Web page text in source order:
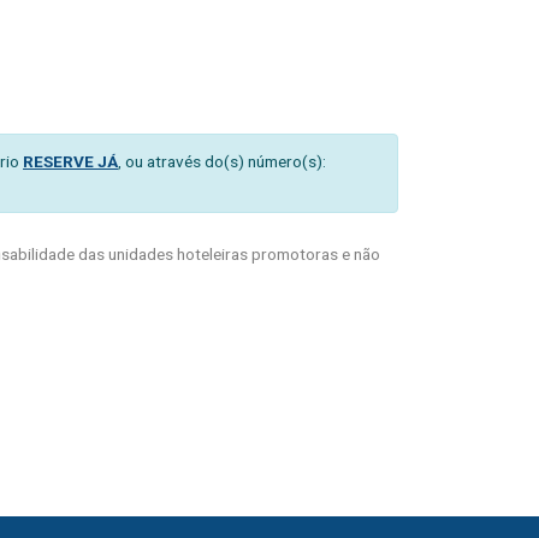
RESERVE JÁ, ou através do(s) número(s):
das unidades hoteleiras promotoras e não